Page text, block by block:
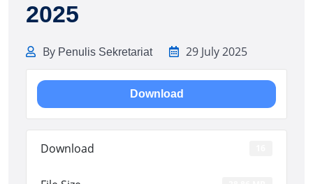
2025
By Penulis Sekretariat 29 July 2025
Download
Download